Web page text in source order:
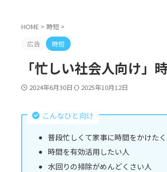
HOME > 時短 >
広告
時短
「忙しい社会人向け」
2024年6月30日 2025年10月12日
こんなひと向け
普段忙しくて家事に時間をかけた
時間を有効活用したい人
水回りの掃除がめんどくさい人